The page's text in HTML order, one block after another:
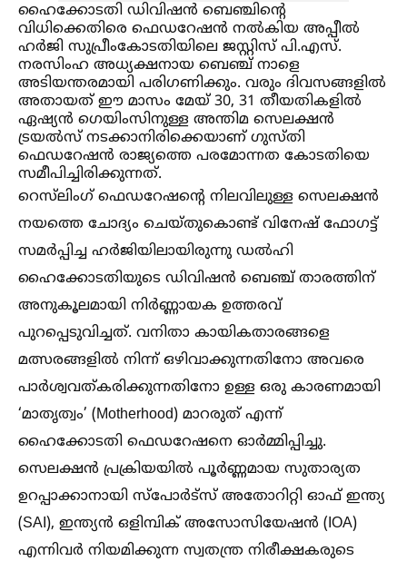
ഹൈക്കോടതി ഡിവിഷൻ ബെഞ്ചിന്റെ
വിധിക്കെതിരെ ഫെഡറേഷൻ നല്‍കിയ അപ്പീല്‍
ഹർജി സുപ്രീംകോടതിയിലെ ജസ്റ്റിസ് പി.എസ്.
നരസിംഹ അധ്യക്ഷനായ ബെഞ്ച് നാളെ
അടിയന്തരമായി പരിഗണിക്കും. വരും ദിവസങ്ങളില്‍
അതായത് ഈ മാസം മേയ് 30, 31 തീയതികളില്‍
ഏഷ്യൻ ഗെയിംസിനുള്ള അന്തിമ സെലക്ഷൻ
ട്രയല്‍സ് നടക്കാനിരിക്കെയാണ് ഗുസ്തി
ഫെഡറേഷൻ രാജ്യത്തെ പരമോന്നത കോടതിയെ
സമീപിച്ചിരിക്കുന്നത്.
റെസ്‌ലിംഗ് ഫെഡറേഷന്റെ നിലവിലുള്ള സെലക്ഷൻ
നയത്തെ ചോദ്യം ചെയ്തുകൊണ്ട് വിനേഷ് ഫോഗട്ട്
സമർപ്പിച്ച ഹർജിയിലായിരുന്നു ഡല്‍ഹി
ഹൈക്കോടതിയുടെ ഡിവിഷൻ ബെഞ്ച് താരത്തിന്
അനുകൂലമായി നിർണ്ണായക ഉത്തരവ്
പുറപ്പെടുവിച്ചത്. വനിതാ കായികതാരങ്ങളെ
മത്സരങ്ങളില്‍ നിന്ന് ഒഴിവാക്കുന്നതിനോ അവരെ
പാർശ്വവത്കരിക്കുന്നതിനോ ഉള്ള ഒരു കാരണമായി
‘മാതൃത്വം’ (Motherhood) മാറരുത് എന്ന്
ഹൈക്കോടതി ഫെഡറേഷനെ ഓർമ്മിപ്പിച്ചു.
സെലക്ഷൻ പ്രക്രിയയില്‍ പൂർണ്ണമായ സുതാര്യത
ഉറപ്പാക്കാനായി സ്പോർട്സ് അതോറിറ്റി ഓഫ് ഇന്ത്യ
(SAI), ഇന്ത്യൻ ഒളിമ്പിക് അസോസിയേഷൻ (IOA)
എന്നിവർ നിയമിക്കുന്ന സ്വതന്ത്ര നിരീക്ഷകരുടെ